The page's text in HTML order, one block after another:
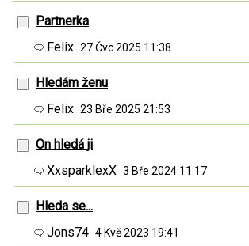
Partnerka
Felix 27 Čvc 2025 11:38
Hledám ženu
Felix 23 Bře 2025 21:53
On hledá ji
XxsparklexX 3 Bře 2024 11:17
Hleda se...
Jons74 4 Kvě 2023 19:41